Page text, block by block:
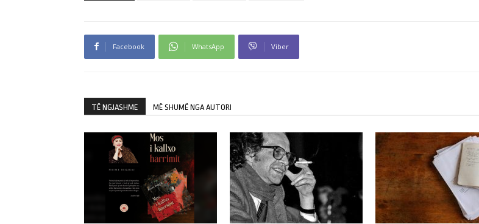
Facebook WhatsApp Viber
TË NGJASHME MË SHUMË NGA AUTORI